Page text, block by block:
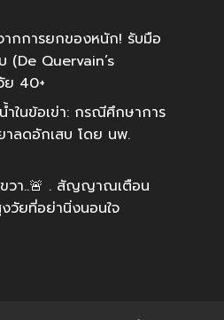
กการยกของหนัก! รับมือ
(De Quervain’s
ย 40+
น้ำในข้อเข่า: กรณีศึกษาการ
ยาลดอักเสบ โดย นพ.
ขวา..🚨 . สัญญาณเตือน
วัยที่อย่านิ่งนอนใจ